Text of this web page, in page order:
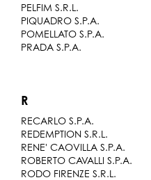
PELFIM S.R.L.
PIQUADRO S.P.A.
POMELLATO S.P.A.
PRADA S.P.A.
R
RECARLO S.P.A.
REDEMPTION S.R.L.
RENE' CAOVILLA S.P.A.
ROBERTO CAVALLI S.P.A.
RODO FIRENZE S.R.L.